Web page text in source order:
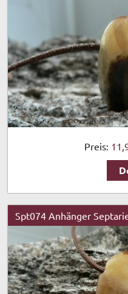
Preis:
Spt074 Anhänger